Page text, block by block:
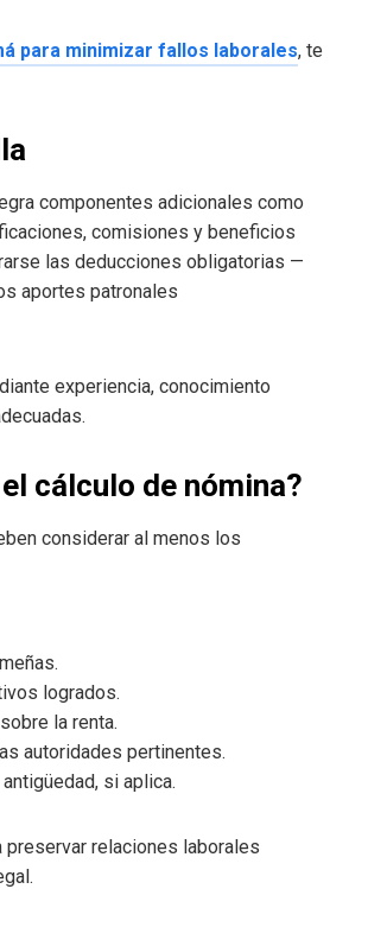
para minimizar fallos laborales, te
componentes adicionales como
comisiones y beneficios
las deducciones obligatorias —
aportes patronales
experiencia, conocimiento
cálculo de nómina?
considerar al menos los
logrados.
la renta.
autoridades pertinentes.
si aplica.
relaciones laborales